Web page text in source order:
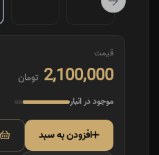
قیمت
2,100,000 تومان
موجود در انبار
افزودن به سبد